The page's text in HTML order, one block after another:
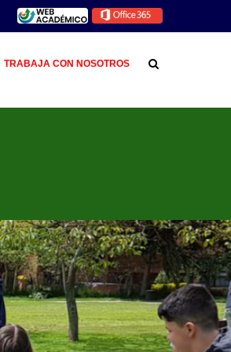
TRABAJA CON NOSOTROS